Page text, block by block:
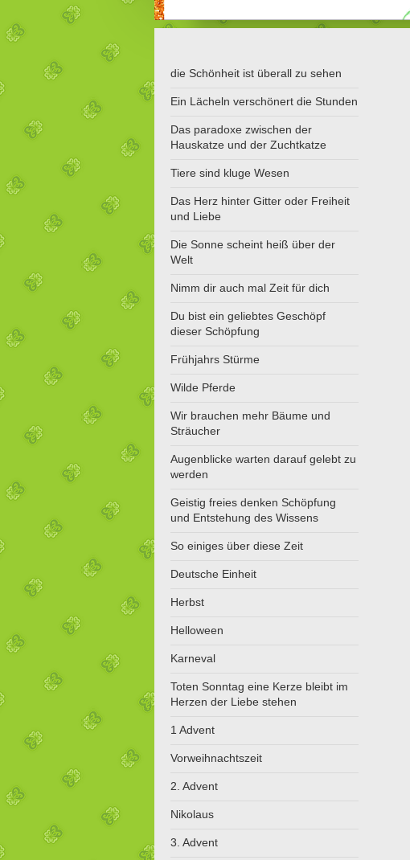
die Schönheit ist überall zu sehen
Ein Lächeln verschönert die Stunden
Das paradoxe zwischen der
Hauskatze und der Zuchtkatze
Tiere sind kluge Wesen
Das Herz hinter Gitter oder Freiheit
und Liebe
Die Sonne scheint heiß über der
Welt
Nimm dir auch mal Zeit für dich
Du bist ein geliebtes Geschöpf
dieser Schöpfung
Frühjahrs Stürme
Wilde Pferde
Wir brauchen mehr Bäume und
Sträucher
Augenblicke warten darauf gelebt zu
werden
Geistig freies denken Schöpfung
und Entstehung des Wissens
So einiges über diese Zeit
Deutsche Einheit
Herbst
Helloween
Karneval
Toten Sonntag eine Kerze bleibt im
Herzen der Liebe stehen
1 Advent
Vorweihnachtszeit
2. Advent
Nikolaus
3. Advent